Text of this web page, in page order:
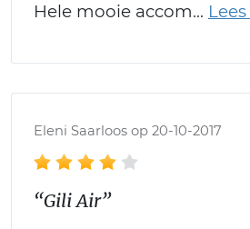
Hele mooie accom
Eleni Saarloos op 20-10-2017
“Gili Air”